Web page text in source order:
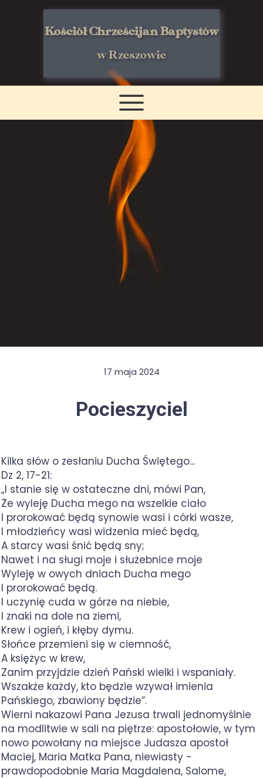
Kościół Chrześcijan Baptystów
w Rzeszowie
17 maja 2024
Pocieszyciel
Kilka słów o zesłaniu Ducha Świętego...
Dz 2, 17-21:
„I stanie się w ostateczne dni, mówi Pan,
Że wyleję Ducha mego na wszelkie ciało
I prorokować będą synowie wasi i córki wasze,
I młodzieńcy wasi widzenia mieć będą,
A starcy wasi śnić będą sny;
Nawet i na sługi moje i służebnice moje
Wyleję w owych dniach Ducha mego
I prorokować będą.
I uczynię cuda w górze na niebie,
I znaki na dole na ziemi,
Krew i ogień, i kłęby dymu.
Słońce przemieni się w ciemność,
A księżyc w krew,
Zanim przyjdzie dzień Pański wielki i wspaniały.
Wszakże każdy, kto będzie wzywał imienia
Pańskiego, zbawiony będzie”.
Wierni nakazowi Pana Jezusa trwali jednomyślnie
na modlitwie w sali na piętrze: apostołowie, w tym
nowo powołany na miejsce Judasza apostoł
Maciej, Maria Matka Pana, niewiasty -
prawdopodobnie Maria Magdalena, Salome,